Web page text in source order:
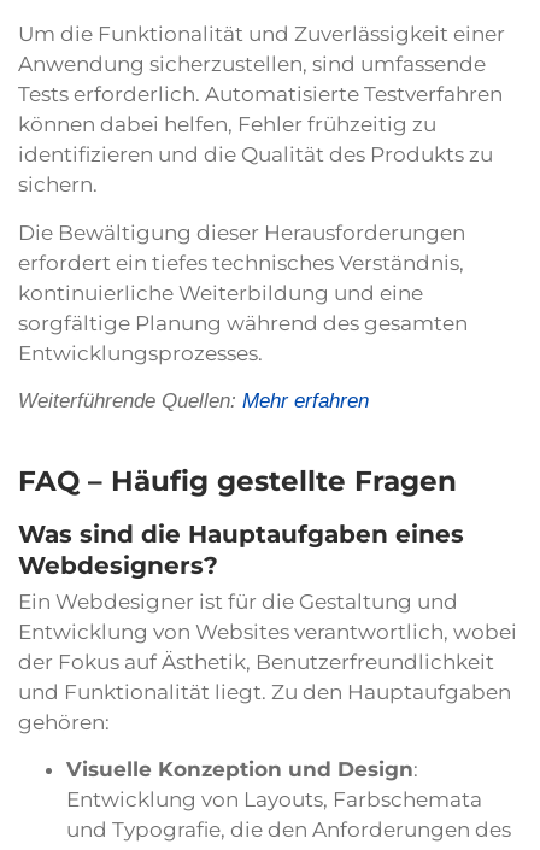
Um die Funktionalität und Zuverlässigkeit einer
Anwendung sicherzustellen, sind umfassende
Tests erforderlich. Automatisierte Testverfahren
können dabei helfen, Fehler frühzeitig zu
identifizieren und die Qualität des Produkts zu
sichern.
Die Bewältigung dieser Herausforderungen
erfordert ein tiefes technisches Verständnis,
kontinuierliche Weiterbildung und eine
sorgfältige Planung während des gesamten
Entwicklungsprozesses.
Weiterführende Quellen: Mehr erfahren
FAQ – Häufig gestellte Fragen
Was sind die Hauptaufgaben eines
Webdesigners?
Ein Webdesigner ist für die Gestaltung und
Entwicklung von Websites verantwortlich, wobei
der Fokus auf Ästhetik, Benutzerfreundlichkeit
und Funktionalität liegt. Zu den Hauptaufgaben
gehören:
Visuelle Konzeption und Design:
Entwicklung von Layouts, Farbschemata
und Typografie, die den Anforderungen des